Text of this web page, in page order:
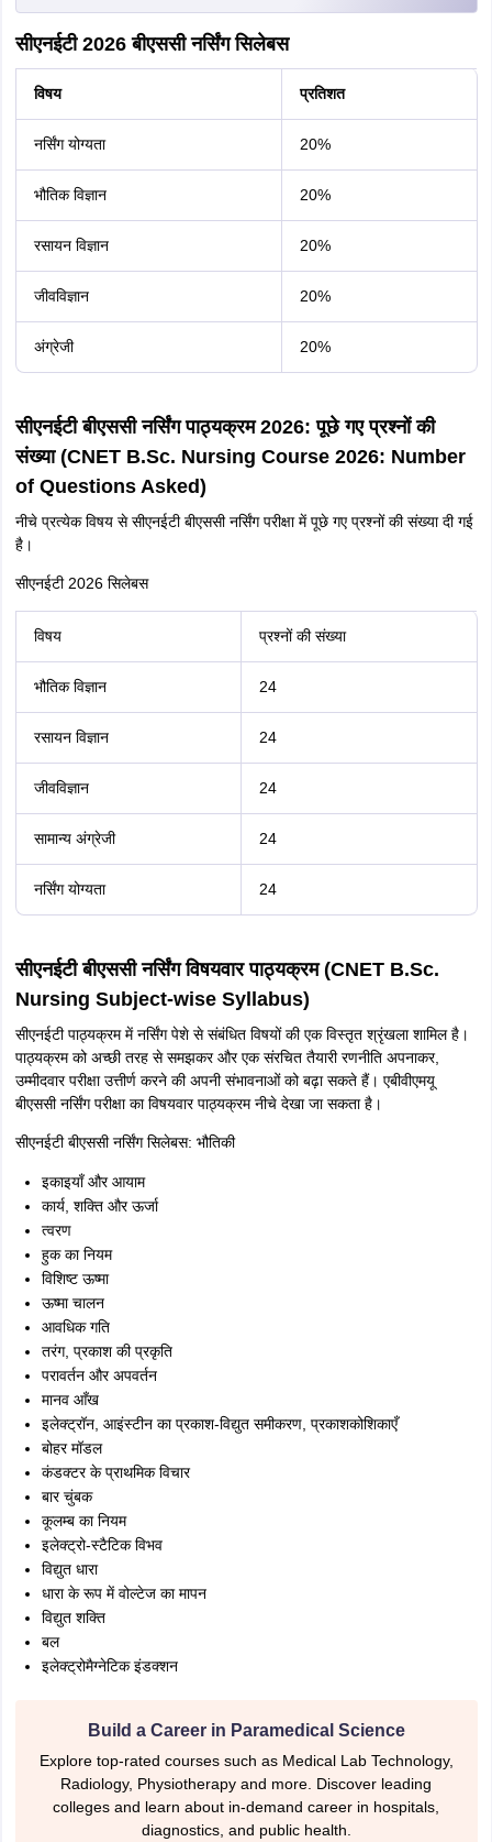
सीएनईटी 2026 बीएससी नर्सिंग सिलेबस
विषय प्रतिशत
नर्सिंग योग्यता 20%
भौतिक विज्ञान 20%
रसायन विज्ञान 20%
जीवविज्ञान 20%
अंग्रेजी 20%
सीएनईटी बीएससी नर्सिंग पाठ्यक्रम 2026: पूछे गए प्रश्नों की
संख्या (CNET B.Sc. Nursing Course 2026: Number
of Questions Asked)
नीचे प्रत्येक विषय से सीएनईटी बीएससी नर्सिंग परीक्षा में पूछे गए प्रश्नों की संख्या दी गई
है।
सीएनईटी 2026 सिलेबस
विषय प्रश्नों की संख्या
भौतिक विज्ञान 24
रसायन विज्ञान 24
जीवविज्ञान 24
सामान्य अंग्रेजी 24
नर्सिंग योग्यता 24
सीएनईटी बीएससी नर्सिंग विषयवार पाठ्यक्रम (CNET B.Sc.
Nursing Subject-wise Syllabus)
सीएनईटी पाठ्यक्रम में नर्सिंग पेशे से संबंधित विषयों की एक विस्तृत श्रृंखला शामिल है।
पाठ्यक्रम को अच्छी तरह से समझकर और एक संरचित तैयारी रणनीति अपनाकर,
उम्मीदवार परीक्षा उत्तीर्ण करने की अपनी संभावनाओं को बढ़ा सकते हैं। एबीवीएमयू
बीएससी नर्सिंग परीक्षा का विषयवार पाठ्यक्रम नीचे देखा जा सकता है।
सीएनईटी बीएससी नर्सिंग सिलेबस: भौतिकी
इकाइयाँ और आयाम
कार्य, शक्ति और ऊर्जा
त्वरण
हुक का नियम
विशिष्ट ऊष्मा
ऊष्मा चालन
आवधिक गति
तरंग, प्रकाश की प्रकृति
परावर्तन और अपवर्तन
मानव आँख
इलेक्ट्रॉन, आइंस्टीन का प्रकाश-विद्युत समीकरण, प्रकाशकोशिकाएँ
बोहर मॉडल
कंडक्टर के प्राथमिक विचार
बार चुंबक
कूलम्ब का नियम
इलेक्ट्रो-स्टैटिक विभव
विद्युत धारा
धारा के रूप में वोल्टेज का मापन
विद्युत शक्ति
बल
इलेक्ट्रोमैग्नेटिक इंडक्शन
Build a Career in Paramedical Science
Explore top-rated courses such as Medical Lab Technology,
Radiology, Physiotherapy and more. Discover leading
colleges and learn about in-demand career in hospitals,
diagnostics, and public health.